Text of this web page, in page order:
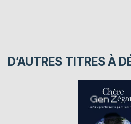
D’AUTRES TITRES À